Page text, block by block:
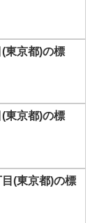
東京都)の標
東京都)の標
(東京都)の標